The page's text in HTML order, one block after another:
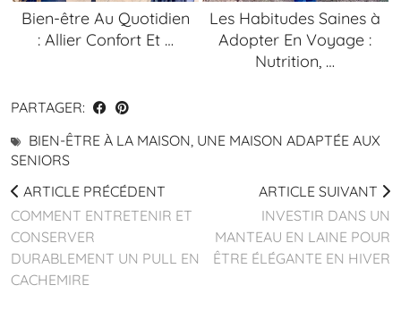
Bien-être Au Quotidien
: Allier Confort Et …
Les Habitudes Saines à
Adopter En Voyage :
Nutrition, …
PARTAGER:
BIEN-ÊTRE À LA MAISON UNE MAISON ADAPTÉE AUX
SENIORS
ARTICLE PRÉCÉDENT
COMMENT ENTRETENIR ET
CONSERVER
DURABLEMENT UN PULL EN
CACHEMIRE
ARTICLE SUIVANT
INVESTIR DANS UN
MANTEAU EN LAINE POUR
ÊTRE ÉLÉGANTE EN HIVER